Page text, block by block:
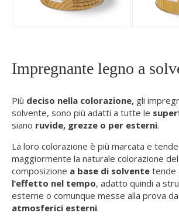
Impregnante legno a
Più deciso nella colorazione, gli
solvente, sono più adatti a tutte le
siano ruvide, grezze o per esterni.
La loro colorazione è più marcata e
maggiormente la naturale colorazione
composizione a base di solvente tende
l’effetto nel tempo, adatto quindi a
esterne o comunque messe alla prova da
atmosferici esterni.